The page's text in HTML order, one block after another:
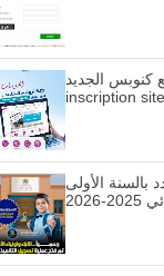
كنوبس الجديد
inscription
بالسنة الأولى